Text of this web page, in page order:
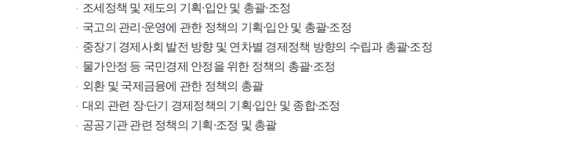
조세정책 및 제도의 기획·입안 및 총괄·조정
국고의 관리·운영에 관한 정책의 기획·입안 및 총괄·조정
중장기 경제사회 발전 방향 및 연차별 경제정책 방향의 수립과 총괄·조정
물가안정 등 국민경제 안정을 위한 정책의 총괄·조정
외환 및 국제금융에 관한 정책의 총괄
대외 관련 장·단기 경제정책의 기획·입안 및 종합·조정
공공기관 관련 정책의 기획·조정 및 총괄